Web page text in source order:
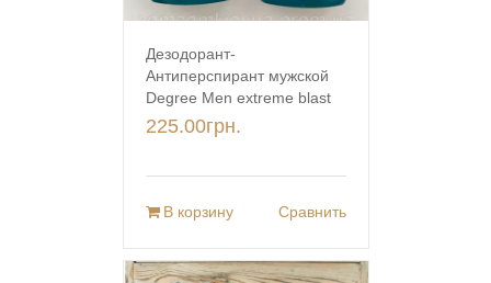
Дезодорант-
Антиперспирант мужской
Degree Men extreme blast
225.00грн.
В корзину Сравнить